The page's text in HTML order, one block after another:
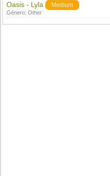
Oasis - Lyla Medium
Género:Other